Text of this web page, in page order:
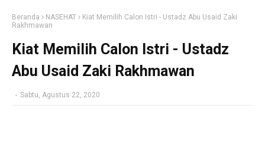
Beranda NASEHAT
Kiat Memilih Calon Istri - Ustadz Abu Usaid Zaki
Rakhmawan
Kiat Memilih Calon Istri - Ustadz
Abu Usaid Zaki Rakhmawan
- Sabtu, Agustus 22, 2020